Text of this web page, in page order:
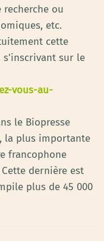
ou
etc.
cette
s'inscrivant sur le
vous-au-
le Biopresse
, la plus importante
francophone
dernière est
plus de 45 000